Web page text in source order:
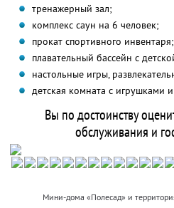
тренажерный зал;
комплекс саун на 6 человек;
прокат спортивного инвентаря;
плавательный бассейн с
настольные игры,
детская комната с игрушками
Вы по достоинству
обслуживания и
Мини-дома «Полесад» и